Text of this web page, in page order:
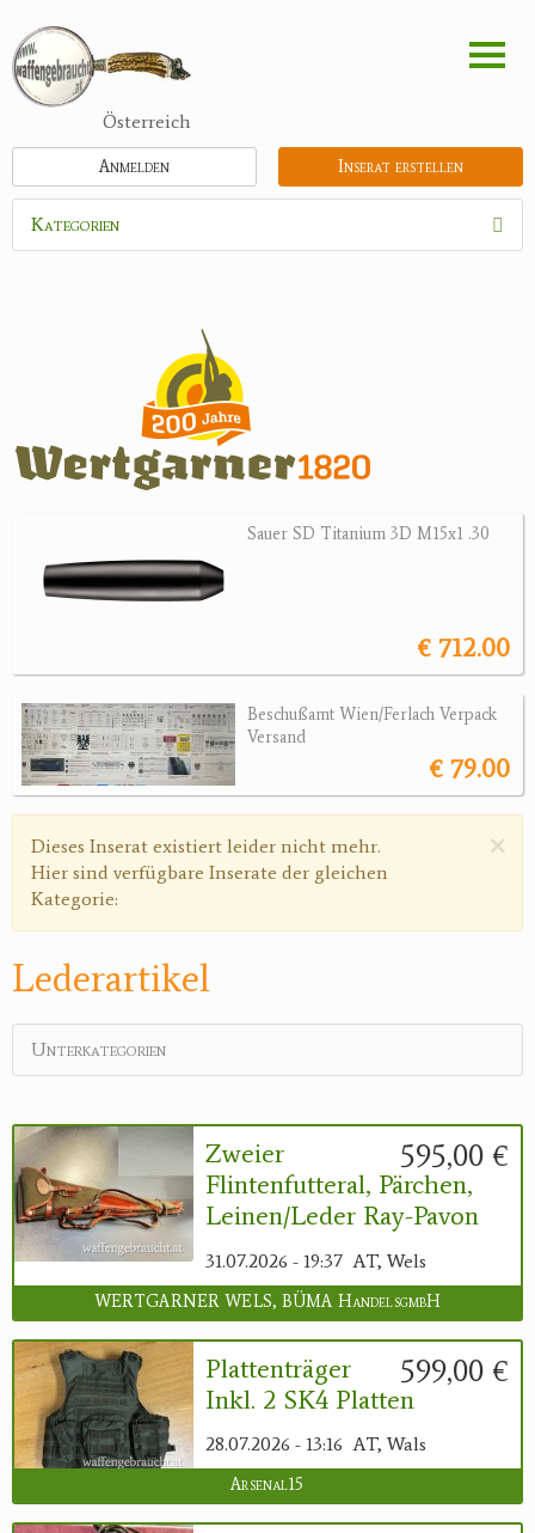
zum
Inhalt
Österreich
Inserat erstellen
Anmelden
Kategorien
Zubehör
Magazine
Montagen, Ersatzteile
Jagdangebote
Jagdreviere
Bücher, Videos
Antikes
Sauer SD Titanium 3D M15x1 .30
€ 712.00
Beschußamt Wien/Ferlach Verpack
Versand
€ 79.00
×
Warnmeldung
Dieses Inserat existiert leider nicht mehr.
Hier sind verfügbare Inserate der gleichen
Kategorie:
Lederartikel
Unterkategorien
595,00 €
Zweier
Flintenfutteral, Pärchen,
Leinen/Leder Ray-Pavon
31.07.2026 - 19:37 AT, Wels
WERTGARNER WELS, BÜMA HandelsgmbH
599,00 €
Plattenträger
Inkl. 2 SK4 Platten
28.07.2026 - 13:16 AT, Wals
Arsenal15